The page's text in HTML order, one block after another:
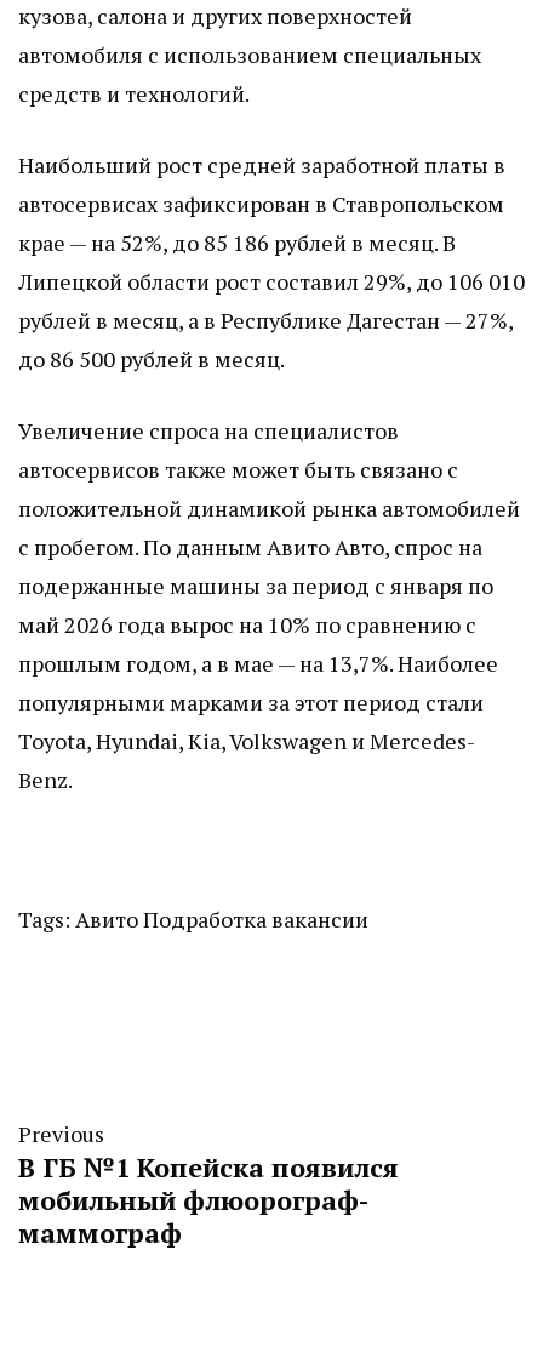
кузова, салона и других поверхностей
автомобиля с использованием специальных
средств и технологий.
Наибольший рост средней заработной платы в
автосервисах зафиксирован в Ставропольском
крае — на 52%, до 85 186 рублей в месяц. В
Липецкой области рост составил 29%, до 106 010
рублей в месяц, а в Республике Дагестан — 27%,
до 86 500 рублей в месяц.
Увеличение спроса на специалистов
автосервисов также может быть связано с
положительной динамикой рынка автомобилей
с пробегом. По данным Авито Авто, спрос на
подержанные машины за период с января по
май 2026 года вырос на 10% по сравнению с
прошлым годом, а в мае — на 13,7%. Наиболее
популярными марками за этот период стали
Toyota, Hyundai, Kia, Volkswagen и Mercedes-
Benz.
Tags: Авито Подработкавакансии
Previous
В ГБ №1 Копейска появился
мобильный флюорограф-
маммограф